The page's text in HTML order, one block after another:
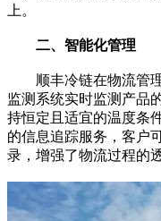
上。
二、智能化管理
顺丰冷链在物流管理
监测系统实时监测产品
持恒定且适宜的温度条
的信息追踪服务，客户
录，增强了物流过程的